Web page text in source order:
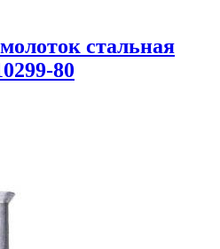
стальная
80